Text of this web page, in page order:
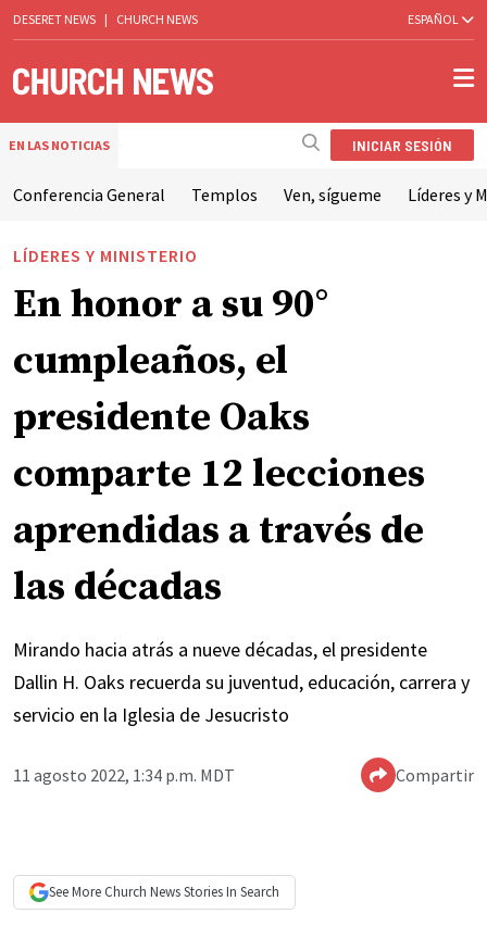
DESERET NEWS | CHURCH NEWS ESPAÑOL
EN LAS NOTICIAS INICIAR SESIÓN
Conferencia General Templos Ven, sígueme Líderes y
LÍDERES Y MINISTERIO
En honor a su 90°
cumpleaños, el
presidente Oaks
comparte 12 lecciones
aprendidas a través de
las décadas
Mirando hacia atrás a nueve décadas, el presidente
Dallin H. Oaks recuerda su juventud, educación, carrera y
servicio en la Iglesia de Jesucristo
11 agosto 2022, 1:34 p.m. MDT Compartir
See More Church NewsStories In Search